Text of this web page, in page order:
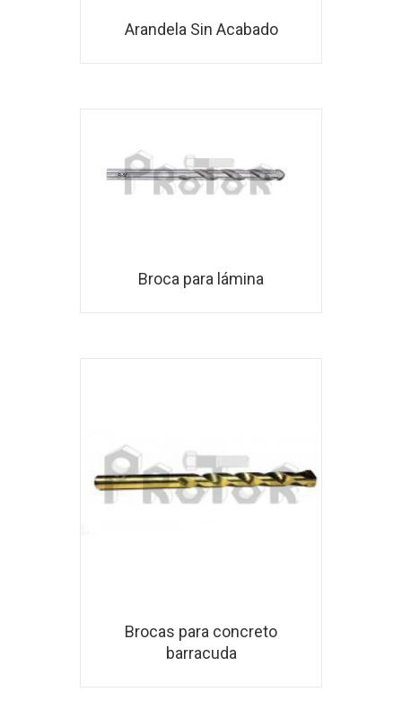
Arandela Sin Acabado
Broca para lámina
Brocas para concreto
barracuda